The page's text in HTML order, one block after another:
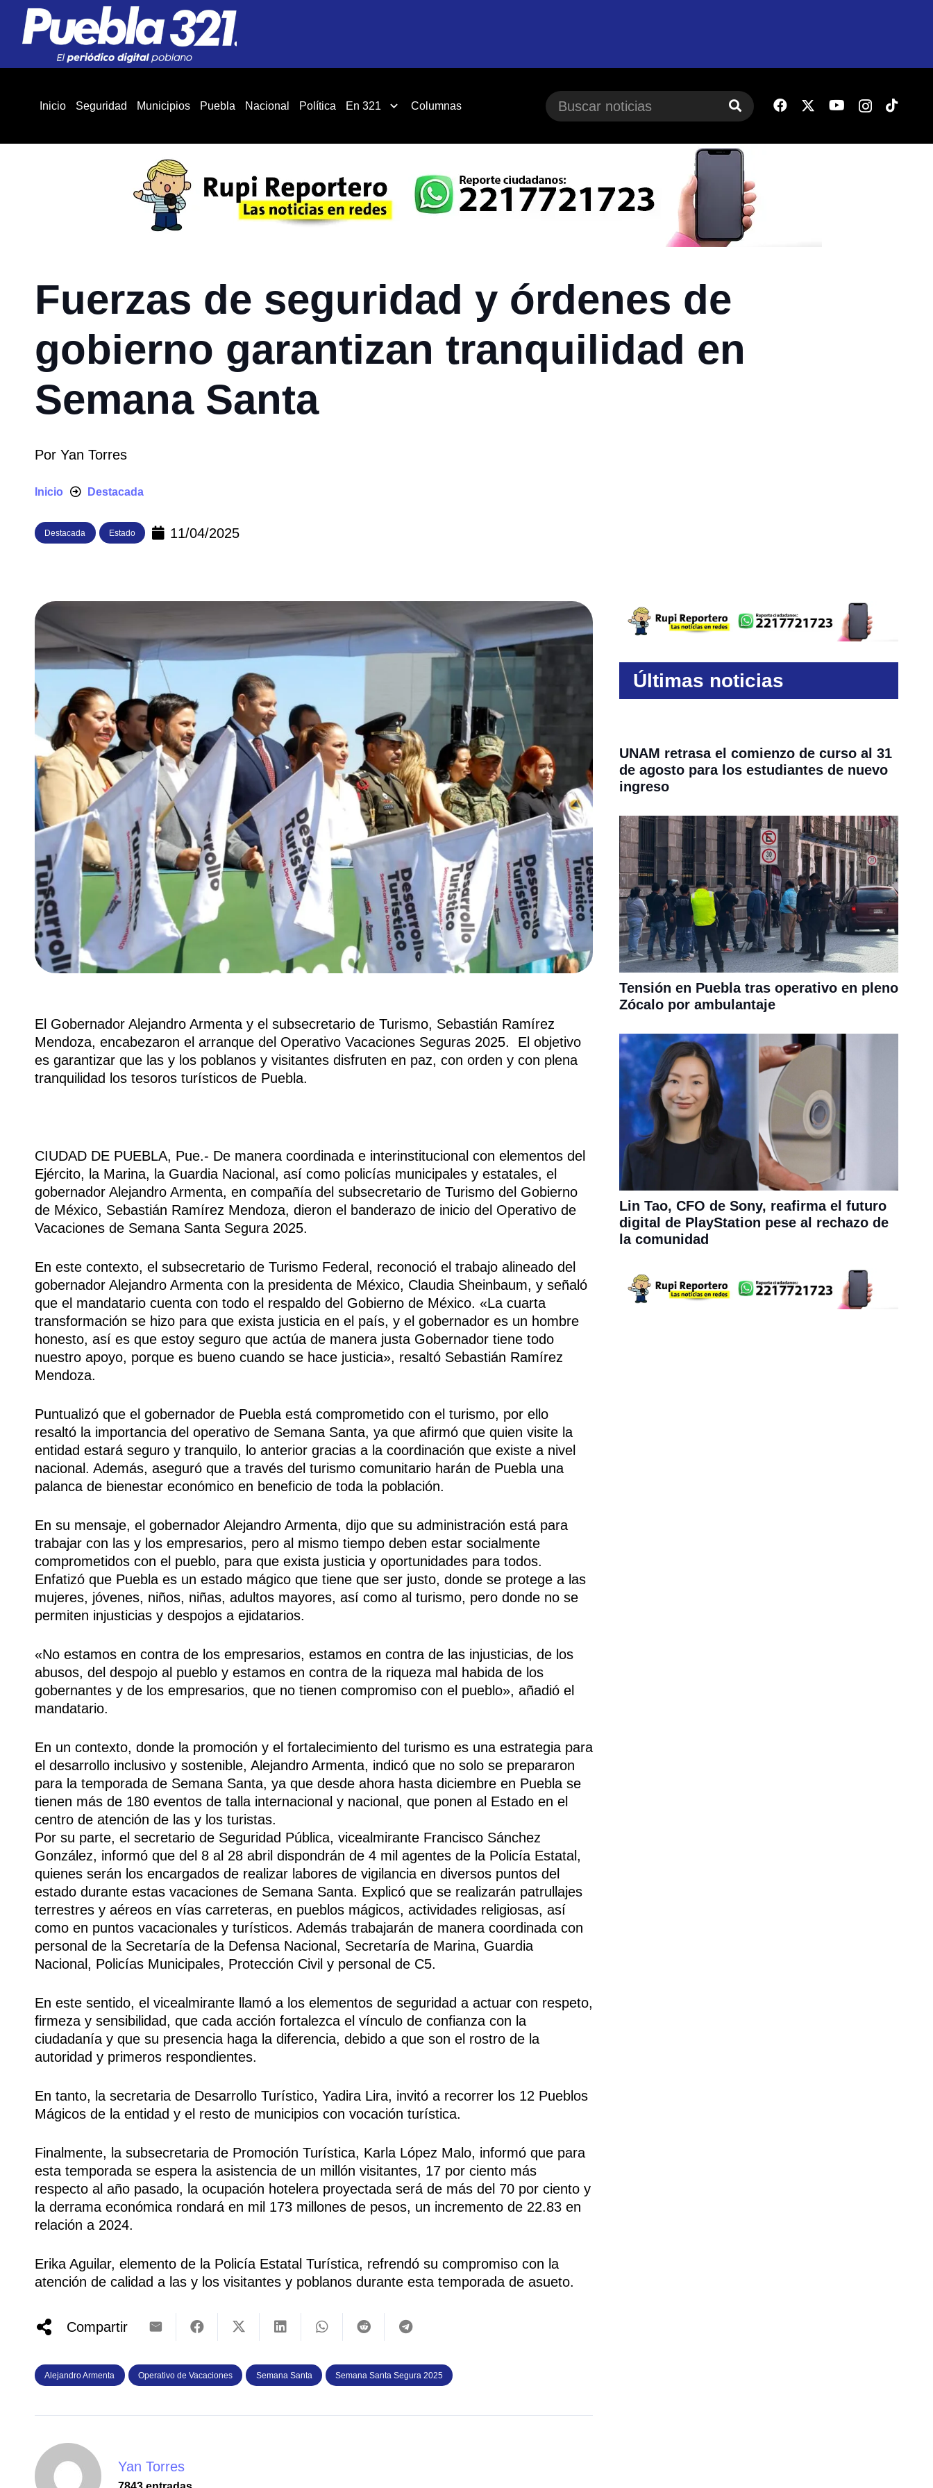
Inicio Seguridad Municipios Puebla Nacional Política En 321 Columnas
Fuerzas de seguridad y órdenes de
gobierno garantizan tranquilidad en
Semana Santa
Por Yan Torres
Inicio Destacada
Destacada Estado 11/04/2025
El Gobernador Alejandro Armenta y el subsecretario de Turismo, Sebastián Ramírez
Mendoza, encabezaron el arranque del Operativo Vacaciones Seguras 2025. El objetivo
es garantizar que las y los poblanos y visitantes disfruten en paz, con orden y con plena
tranquilidad los tesoros turísticos de Puebla.
CIUDAD DE PUEBLA, Pue.- De manera coordinada e interinstitucional con elementos del
Ejército, la Marina, la Guardia Nacional, así como policías municipales y estatales, el
gobernador Alejandro Armenta, en compañía del subsecretario de Turismo del Gobierno
de México, Sebastián Ramírez Mendoza, dieron el banderazo de inicio del Operativo de
Vacaciones de Semana Santa Segura 2025.
En este contexto, el subsecretario de Turismo Federal, reconoció el trabajo alineado del
gobernador Alejandro Armenta con la presidenta de México, Claudia Sheinbaum, y señaló
que el mandatario cuenta con todo el respaldo del Gobierno de México. «La cuarta
transformación se hizo para que exista justicia en el país, y el gobernador es un hombre
honesto, así es que estoy seguro que actúa de manera justa Gobernador tiene todo
nuestro apoyo, porque es bueno cuando se hace justicia», resaltó Sebastián Ramírez
Mendoza.
Puntualizó que el gobernador de Puebla está comprometido con el turismo, por ello
resaltó la importancia del operativo de Semana Santa, ya que afirmó que quien visite la
entidad estará seguro y tranquilo, lo anterior gracias a la coordinación que existe a nivel
nacional. Además, aseguró que a través del turismo comunitario harán de Puebla una
palanca de bienestar económico en beneficio de toda la población.
En su mensaje, el gobernador Alejandro Armenta, dijo que su administración está para
trabajar con las y los empresarios, pero al mismo tiempo deben estar socialmente
comprometidos con el pueblo, para que exista justicia y oportunidades para todos.
Enfatizó que Puebla es un estado mágico que tiene que ser justo, donde se protege a las
mujeres, jóvenes, niños, niñas, adultos mayores, así como al turismo, pero donde no se
permiten injusticias y despojos a ejidatarios.
«No estamos en contra de los empresarios, estamos en contra de las injusticias, de los
abusos, del despojo al pueblo y estamos en contra de la riqueza mal habida de los
gobernantes y de los empresarios, que no tienen compromiso con el pueblo», añadió el
mandatario.
En un contexto, donde la promoción y el fortalecimiento del turismo es una estrategia para
el desarrollo inclusivo y sostenible, Alejandro Armenta, indicó que no solo se prepararon
para la temporada de Semana Santa, ya que desde ahora hasta diciembre en Puebla se
tienen más de 180 eventos de talla internacional y nacional, que ponen al Estado en el
centro de atención de las y los turistas.
Por su parte, el secretario de Seguridad Pública, vicealmirante Francisco Sánchez
González, informó que del 8 al 28 abril dispondrán de 4 mil agentes de la Policía Estatal,
quienes serán los encargados de realizar labores de vigilancia en diversos puntos del
estado durante estas vacaciones de Semana Santa. Explicó que se realizarán patrullajes
terrestres y aéreos en vías carreteras, en pueblos mágicos, actividades religiosas, así
como en puntos vacacionales y turísticos. Además trabajarán de manera coordinada con
personal de la Secretaría de la Defensa Nacional, Secretaría de Marina, Guardia
Nacional, Policías Municipales, Protección Civil y personal de C5.
En este sentido, el vicealmirante llamó a los elementos de seguridad a actuar con respeto,
firmeza y sensibilidad, que cada acción fortalezca el vínculo de confianza con la
ciudadanía y que su presencia haga la diferencia, debido a que son el rostro de la
autoridad y primeros respondientes.
En tanto, la secretaria de Desarrollo Turístico, Yadira Lira, invitó a recorrer los 12 Pueblos
Mágicos de la entidad y el resto de municipios con vocación turística.
Finalmente, la subsecretaria de Promoción Turística, Karla López Malo, informó que para
esta temporada se espera la asistencia de un millón visitantes, 17 por ciento más
respecto al año pasado, la ocupación hotelera proyectada será de más del 70 por ciento y
la derrama económica rondará en mil 173 millones de pesos, un incremento de 22.83 en
relación a 2024.
Erika Aguilar, elemento de la Policía Estatal Turística, refrendó su compromiso con la
atención de calidad a las y los visitantes y poblanos durante esta temporada de asueto.
Compartir
Alejandro Armenta Operativo de Vacaciones Semana Santa Semana Santa Segura 2025
Yan Torres
Últimas noticias
UNAM retrasa el comienzo de curso al 31
de agosto para los estudiantes de nuevo
ingreso
Tensión en Puebla tras operativo en pleno
Zócalo por ambulantaje
Lin Tao, CFO de Sony, reafirma el futuro
digital de PlayStation pese al rechazo de
la comunidad